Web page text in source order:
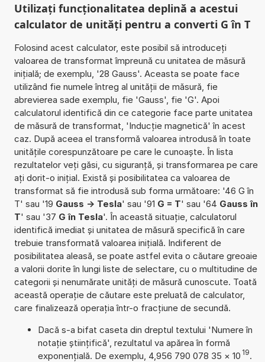
Utilizați funcționalitatea deplină a acestui
calculator de unități pentru a converti G în T
Folosind acest calculator, este posibil să introduceți
valoarea de transformat împreună cu unitatea de măsură
inițială; de exemplu, '28 Gauss'. Aceasta se poate face
utilizând fie numele întreg al unității de măsură, fie
abrevierea sade exemplu, fie 'Gauss', fie 'G'. Apoi
calculatorul identifică din ce categorie face parte unitatea
de măsură de transformat, 'Inducție magnetică' în acest
caz. După aceea el transformă valoarea introdusă în toate
unitățile corespunzătoare pe care le cunoaște. În lista
rezultatelor veți găsi, cu siguranță, și transformarea pe care
ați dorit-o inițial. Există și posibilitatea ca valoarea de
transformat să fie introdusă sub forma următoare: '46 G în
T' sau '19 Gauss -> Tesla' sau '91 G = T' sau '64 Gauss în
T' sau '37 G în Tesla'. În această situație, calculatorul
identifică imediat și unitatea de măsură specifică în care
trebuie transformată valoarea inițială. Indiferent de
posibilitatea aleasă, se poate astfel evita o căutare greoaie
a valorii dorite în lungi liste de selectare, cu o multitudine de
categorii și nenumărate unități de măsură cunoscute. Toată
această operație de căutare este preluată de calculator,
care finalizează operația într-o fracțiune de secundă.
Dacă s-a bifat caseta din dreptul textului 'Numere în
notație științifică', rezultatul va apărea în formă
exponențială. De exemplu, 4,956 790 078 35 × 10 19.